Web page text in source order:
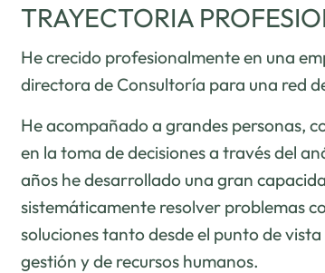
TRAYECTORIA
He crecido profesionalmente en una
directora de Consultoría para una red
He acompañado a grandes personas,
en la toma de decisiones a través del
años he desarrollado una gran
sistemáticamente resolver problemas
soluciones tanto desde el punto de
gestión y de recursos humanos.